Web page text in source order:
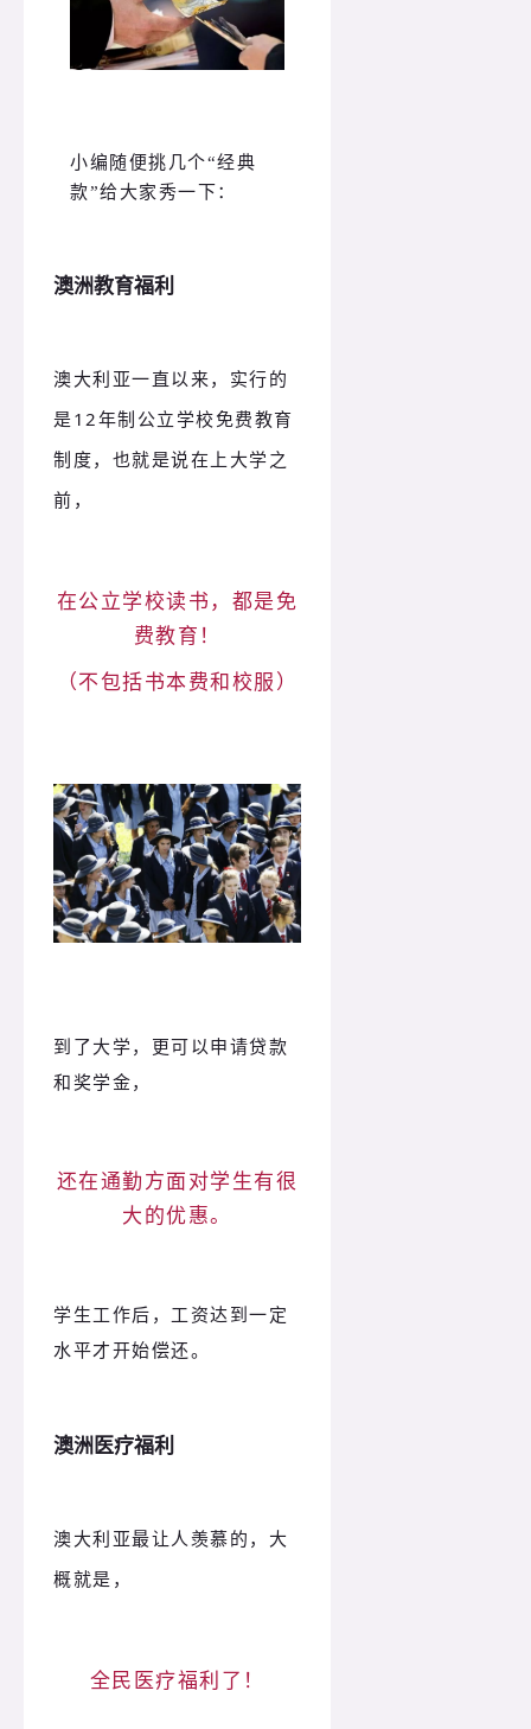
小编随便挑几个“经典
款”给大家秀一下：
澳洲教育福利
澳大利亚一直以来，实行的
是12年制公立学校免费教育
制度，也就是说在上大学之
前，
在公立学校读书，都是免
费教育！
（不包括书本费和校服）
到了大学，更可以申请贷款
和奖学金，
还在通勤方面对学生有很
大的优惠。
学生工作后，工资达到一定
水平才开始偿还。
澳洲医疗福利
澳大利亚最让人羡慕的，大
概就是，
全民医疗福利了！